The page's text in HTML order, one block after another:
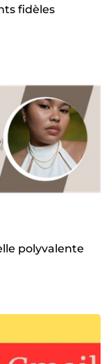
fidèles
polyvalente